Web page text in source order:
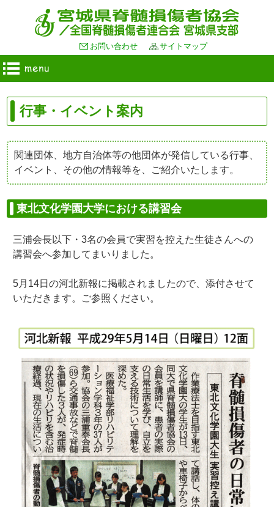
お問い合わせ サイトマップ
行事・イベント案内
関連団体、地方自治体等の他団体が発信している行事、
イベント、その他の情報等を、ご紹介いたします。
東北文化学園大学における講習会
三浦会長以下・3名の会員で実習を控えた生徒さんへの
講習会へ参加してまいりました。
5月14日の河北新報に掲載されましたので、添付させて
いただきます。ご参照ください。